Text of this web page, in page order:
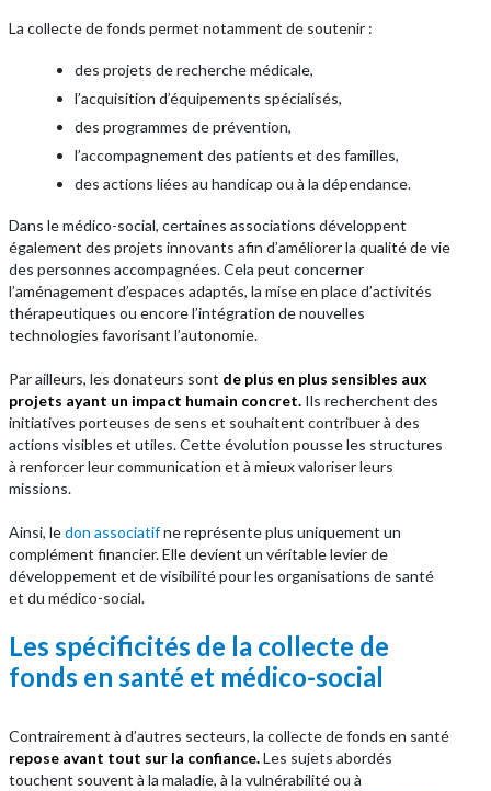
La collecte de fonds permet notamment de soutenir :
des projets de recherche médicale,
l’acquisition d’équipements spécialisés,
des programmes de prévention,
l’accompagnement des patients et des familles,
des actions liées au handicap ou à la dépendance.
Dans le médico-social, certaines associations développent
également des projets innovants afin d’améliorer la qualité de vie
des personnes accompagnées. Cela peut concerner
l’aménagement d’espaces adaptés, la mise en place d’activités
thérapeutiques ou encore l’intégration de nouvelles
technologies favorisant l’autonomie.
Par ailleurs, les donateurs sont de plus en plus sensibles aux
projets ayant un impact humain concret.Ils recherchent des
initiatives porteuses de sens et souhaitent contribuer à des
actions visibles et utiles. Cette évolution pousse les structures
à renforcer leur communication et à mieux valoriser leurs
missions.
Ainsi, ledon associatifne représente plus uniquement un
complément financier. Elle devient un véritable levier de
développement et de visibilité pour les organisations de santé
et du médico-social.
Les spécificités de la collecte de
fonds en santé et médico-social
Contrairement à d’autres secteurs, la collecte de fonds en santé
repose avant tout sur la confiance.Les sujets abordés
touchent souvent à la maladie, à la vulnérabilité ou à